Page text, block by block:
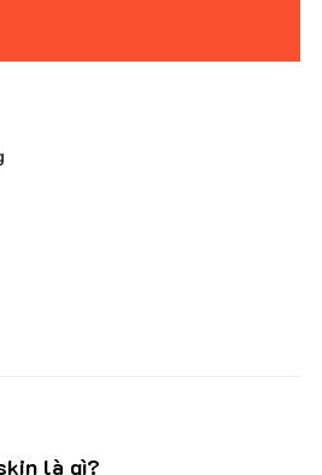
24/7
Khách Hàng
Ưu Đãi
là gì?